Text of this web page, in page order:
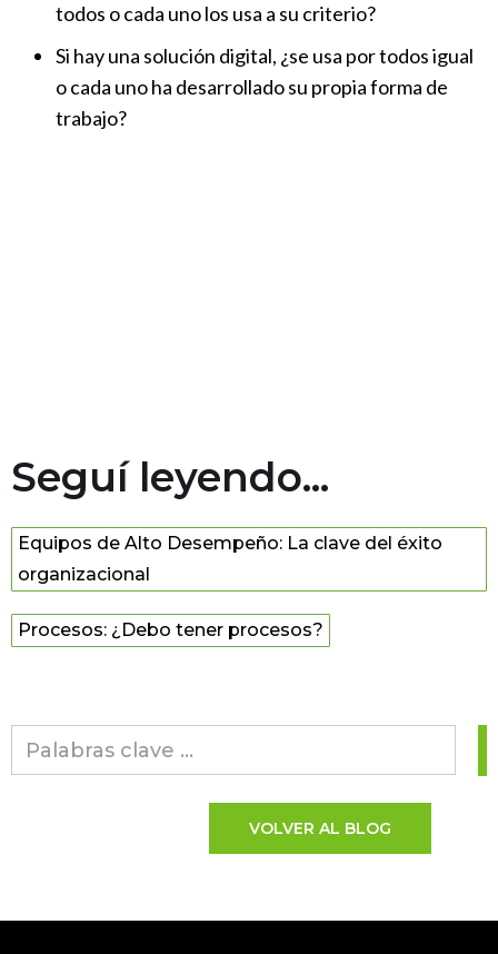
todos o cada uno los usa a su criterio?
Si hay una solución digital, ¿se usa por todos igual
o cada uno ha desarrollado su propia forma de
trabajo?
Seguí leyendo...
Equipos de Alto Desempeño: La clave del éxito
organizacional
Procesos: ¿Debo tener procesos?
VOLVER AL BLOG